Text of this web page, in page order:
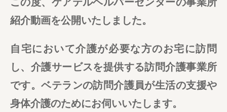
紹介動画を公開いたしました。
自宅において介護が必要な方のお宅に訪問
し、介護サービスを提供する訪問介護事業所
です。ベテランの訪問介護員が生活の支援や
身体介護のためにお伺いいたします。